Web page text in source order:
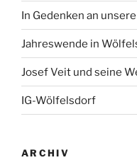
In Gedenken an
Jahreswende in
Josef Veit und seine
IG-Wölfelsdorf
ARCHIV